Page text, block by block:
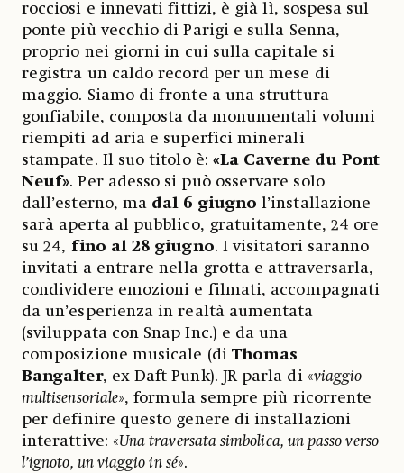
rocciosi e innevati fittizi, è già lì, sospesa sul
ponte più vecchio di Parigi e sulla Senna,
proprio nei giorni in cui sulla capitale si
registra un caldo record per un mese di
maggio. Siamo di fronte a una struttura
gonfiabile, composta da monumentali volumi
riempiti ad aria e superfici minerali
stampate. Il suo titolo è: «La Caverne du Pont
Neuf». Per adesso si può osservare solo
dall’esterno, ma dal 6 giugno l’installazione
sarà aperta al pubblico, gratuitamente, 24 ore
su 24, fino al 28 giugno. I visitatori saranno
invitati a entrare nella grotta e attraversarla,
condividere emozioni e filmati, accompagnati
da un’esperienza in realtà aumentata
(sviluppata con Snap Inc.) e da una
composizione musicale (di Thomas
Bangalter, ex Daft Punk). JR parla di «viaggio
multisensoriale», formula sempre più ricorrente
per definire questo genere di installazioni
interattive: «Una traversata simbolica, un passo verso
l’ignoto, un viaggio in sé».